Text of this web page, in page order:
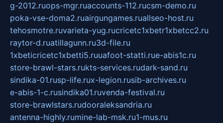
g-2012.ruops-mgr.ruaccounts-112.rucsm-demo.ru
poka-vse-doma2.ruairgungames.ruallseo-host.ru
tehosmotre.ruvarieta-yug.rucricetc1xbetr1xbetcc2.ru
raytor-d.ruatillagunn.ru3d-file.ru
1xbeticricetc1xbetti5.ruuafoot-statti.rue-abis1c.ru
store-brawl-stars.rukts-services.rudark-sand.ru
sindika-01.rusp-life.rux-legion.rusib-archives.ru
e-abis-1-c.rusindika01.ruvenda-festival.ru
store-brawlstars.rudooraleksandria.ru
antenna-highly.rumine-lab-msk.ru1-mus.ru